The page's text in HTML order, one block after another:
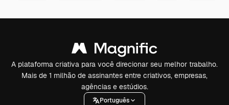
A plataforma criativa para você direcionar seu melhor trabalho.
Mais de 1 milhão de assinantes entre criativos, empresas,
agências e estúdios.
Português